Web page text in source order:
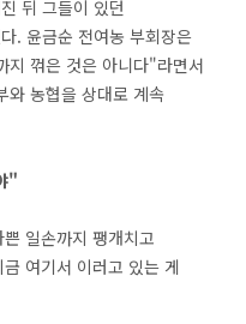
뒤 그들이 있던
. 윤금순 전여농 부회장은
지 꺾은 것은 아니다"라면서
와 농협을 상대로 계속
"
일손까지 팽개치고
여기서 이러고 있는 게